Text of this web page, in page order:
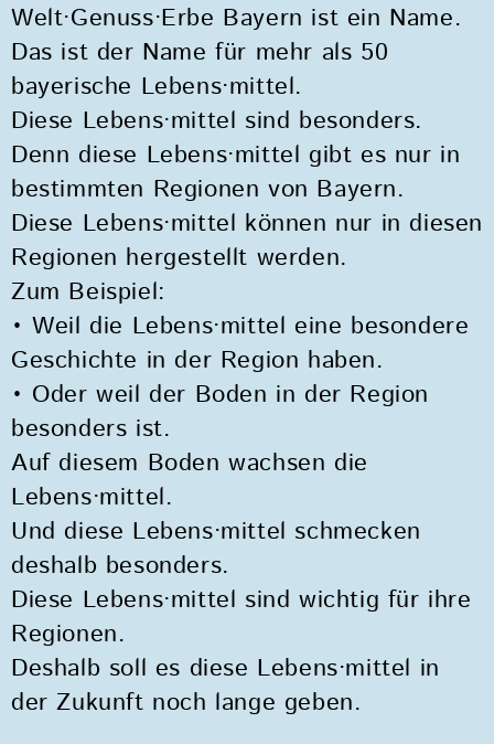
Welt·Genuss·Erbe Bayern ist ein Name.
Das ist der Name für mehr als 50
bayerische Lebens·mittel.
Diese Lebens·mittel sind besonders.
Denn diese Lebens·mittel gibt es nur in
bestimmten Regionen von Bayern.
Diese Lebens·mittel können nur in diesen
Regionen hergestellt werden.
Zum Beispiel:
• Weil die Lebens·mittel eine besondere
Geschichte in der Region haben.
• Oder weil der Boden in der Region
besonders ist.
Auf diesem Boden wachsen die
Lebens·mittel.
Und diese Lebens·mittel schmecken
deshalb besonders.
Diese Lebens·mittel sind wichtig für ihre
Regionen.
Deshalb soll es diese Lebens·mittel in
der Zukunft noch lange geben.